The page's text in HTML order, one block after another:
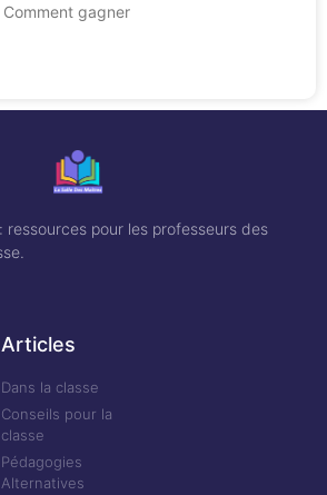
gagner
ressources pour les professeurs des
Articles
Dans la classe
Conseils pour la
classe
Pédagogies
Alternatives